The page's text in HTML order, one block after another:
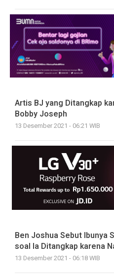
Artis BJ yang Ditangkap
Bobby Joseph
13 Desember 2021 - 06:21 WIB
Ben Joshua Sebut Ibunya
soal Ia Ditangkap karena
13 Desember 2021 - 06:18 WIB